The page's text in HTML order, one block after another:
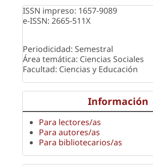
ISSN impreso: 1657-9089
e-ISSN: 2665-511X
Periodicidad: Semestral
Área temática: Ciencias Sociales
Facultad: Ciencias y Educación
Información
Para lectores/as
Para autores/as
Para bibliotecarios/as